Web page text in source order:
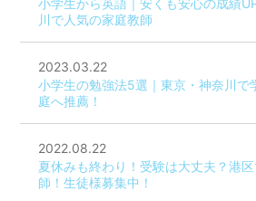
小学生から英語｜安くも安心の成績
川で人気の家庭教師
2023.03.22
小学生の勉強法5選｜東京・神奈川で
庭へ推薦！
2022.08.22
夏休みも終わり！受験は大丈夫？港
師！生徒様募集中！